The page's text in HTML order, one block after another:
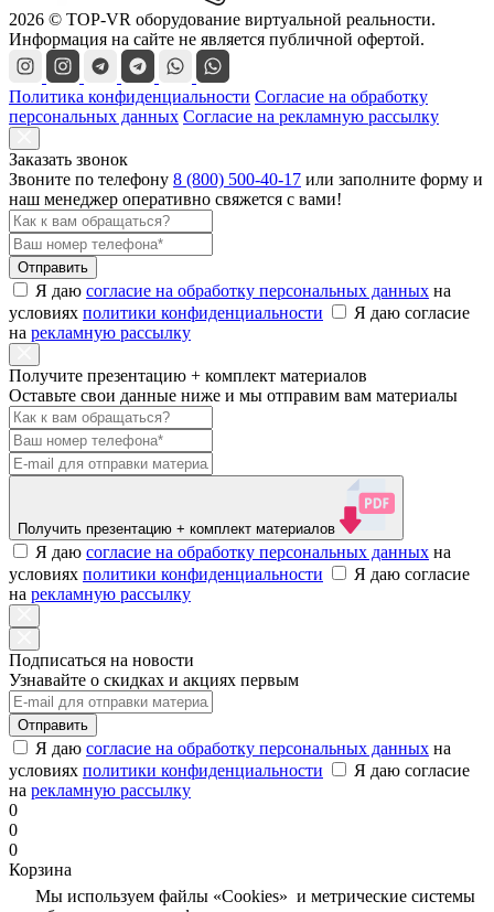
2026 © TOP-VR оборудование виртуальной реальности.
Информация на сайте не является публичной офертой.
Политика конфиденциальности Согласие на обработку
персональных данных Согласие на рекламную рассылку
Заказать звонок
Звоните по телефону 8 (800) 500-40-17 или заполните форму и
наш менеджер оперативно свяжется с вами!
Отправить
Я даю согласие на обработку персональных данных на
условиях политики конфиденциальности
Я даю согласие
на рекламную рассылку
Получите презентацию + комплект материалов
Оставьте свои данные ниже и мы отправим вам материалы
Получить презентацию + комплект материалов
Я даю согласие на обработку персональных данных на
условиях политики конфиденциальности
Я даю согласие
на рекламную рассылку
Подписаться на новости
Узнавайте о скидках и акциях первым
Отправить
Я даю согласие на обработку персональных данных на
условиях политики конфиденциальности
Я даю согласие
на рекламную рассылку
0
0
0
Корзина
Мы используем файлы «Cookies» и метрические системы